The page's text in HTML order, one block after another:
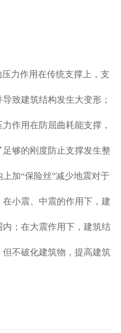
力作用在传统支撑上，支
致建筑结构发生大变形；
作用在防屈曲耗能支撑，
够的刚度防止支撑发生整
加“保险丝”减少地震对于
小震、中震的作用下，建
；在大震作用下，建筑结
不破化建筑物，提高建筑